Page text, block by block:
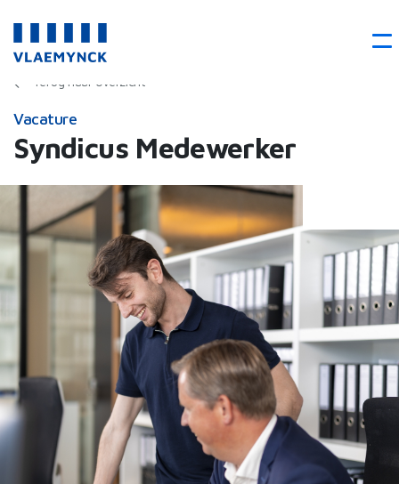
Terug naar overzicht
Vacature
Syndicus Medewerker